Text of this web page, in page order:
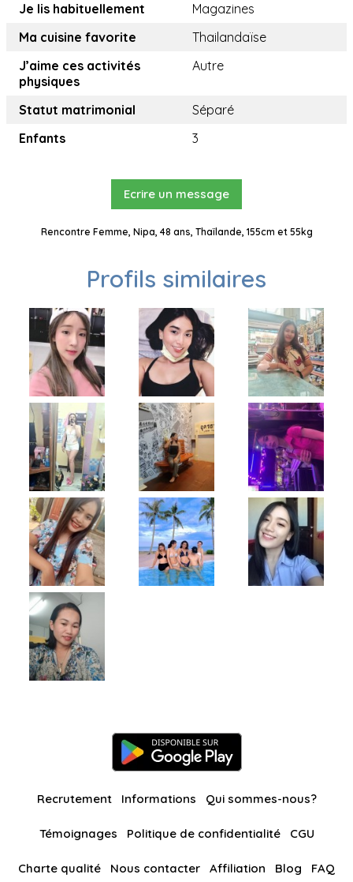
Je lis habituellement
Magazines
Ma cuisine favorite
Thailandaïse
J’aime ces activités
physiques
Autre
Statut matrimonial
Séparé
Enfants
3
Ecrire un message
Rencontre Femme, Nipa, 48 ans, Thaïlande, 155cm et 55kg
Profils similaires
Recrutement Informations Qui sommes-nous?
Témoignages Politique de confidentialité CGU
Charte qualité Nous contacter Affiliation Blog FAQ